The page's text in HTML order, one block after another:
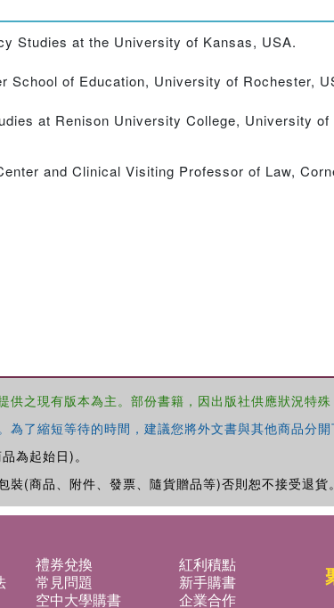
Studies at the University of Kansas, USA.
School of Education, University of Rochester,
at Renison University College, University of
and Clinical Visiting Professor of Law,
之現有版本為主。部份書籍，因出版社供應狀況特殊
了縮短等待的時間，建議您將外文書與其他商品分
為起始日)。
(商品、附件、發票、隨貨贈品等)否則恕不接受退貨。
禮券兌換
紅利積點
常見問題
新手購書
空中大學購書
企業合作